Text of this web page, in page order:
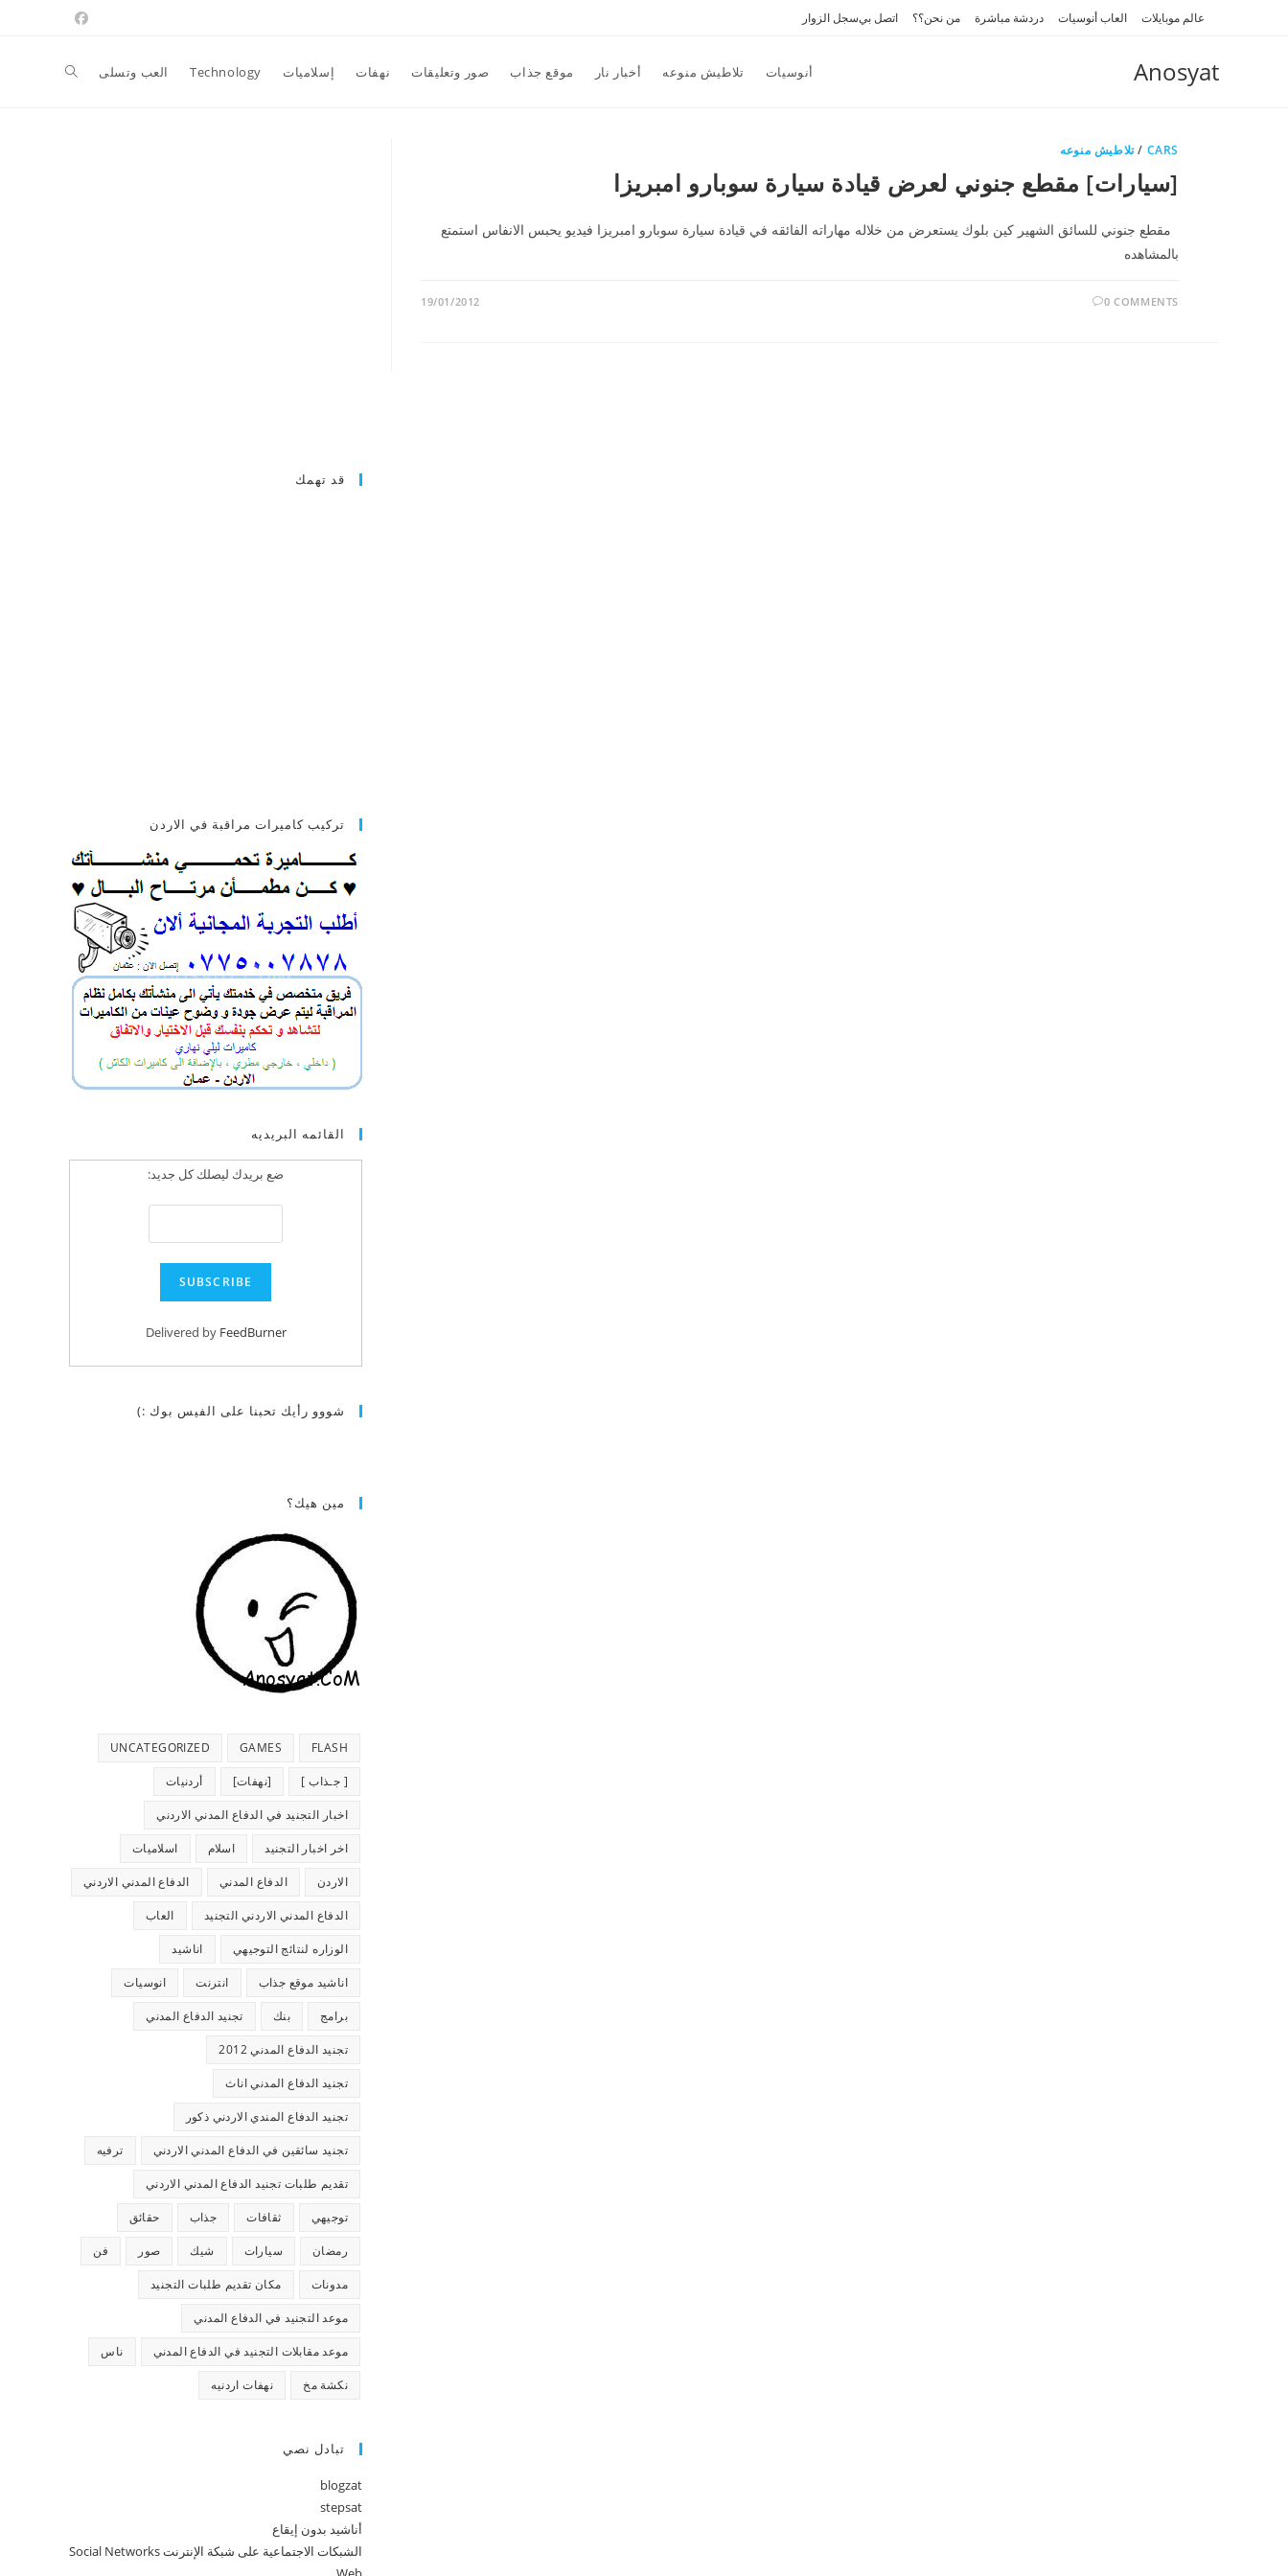
عالم موبايلات العاب أنوسيات دردشة مباشرة من نحن؟؟ اتصل بيسجل الزوار
Anosyat أنوسيات تلاطيش منوعه أخبار نار موقع جذاب صور وتعليقات نهفات إسلاميات Technology العب وتسلى Toggle
CARS
/تلاطيش منوعه
[سيارات] مقطع جنوني لعرض قيادة سيارة سوبارو امبريزا
مقطع جنوني للسائق الشهير كين بلوك يستعرض من خلاله مهاراته الفائقه في قيادة سيارة سوبارو امبريزا فيديو يحبس الانفاس استمتع
بالمشاهده
0 COMMENTS
19/01/2012
قد تهمك
تركيب كاميرات مراقبة في الاردن
القائمه البريديه
ضع بريدك ليصلك كل جديد:
Delivered by FeedBurner
شووو رأيك تحبنا على الفيس بوك :)
مين هيك؟
FLASH
GAMES
UNCATEGORIZED
[ جـذاب ] [نهفات] أردنيات
اخبار التجنيد في الدفاع المدني الاردني
اخر اخبار التجنيد اسلام اسلاميات
الاردن الدفاع المدني الدفاع المدني الاردني
الدفاع المدني الاردني التجنيد العاب
الوزاره لنتائج التوجيهي اناشيد
اناشيد موقع جذاب انترنت انوسيات
برامج بنك تجنيد الدفاع المدني
تجنيد الدفاع المدني 2012
تجنيد الدفاع المدني اناث
تجنيد الدفاع المندي الاردني ذكور
تجنيد سائقين في الدفاع المدني الاردني ترفيه
تقديم طلبات تجنيد الدفاع المدني الاردني
توجيهي ثقافات جذاب حقائق
رمضان سيارات شيك صور فن
مدونات مكان تقديم طلبات التجنيد
موعد التجنيد في الدفاع المدني
موعد مقابلات التجنيد في الدفاع المدني ناس
نكشة مخ نهفات اردنيه
تبادل نصي
blogzat
stepsat
أناشيد بدون إيقاع
الشبكات الاجتماعية على شبكة الإنترنت Social Networks